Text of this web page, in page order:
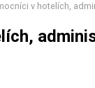
v hotelích,